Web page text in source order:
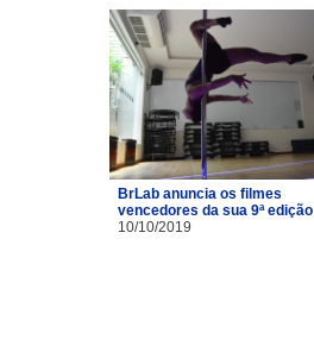
BrLab anuncia os filmes
vencedores da sua 9ª edição
10/10/2019